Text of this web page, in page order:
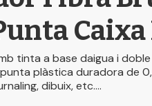
Caixa
tinta a base daigua i
plàstica duradora de
dibuix, etc….